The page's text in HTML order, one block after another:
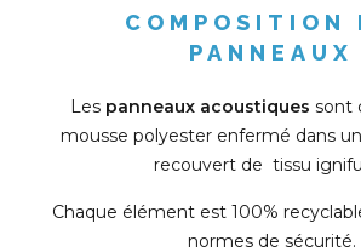
COMPOSITION
PANNEAUX
Les panneaux acoustiques sont
mousse polyester enfermé dans
recouvert de tissu
Chaque élément est 100%
normes de sécurité.